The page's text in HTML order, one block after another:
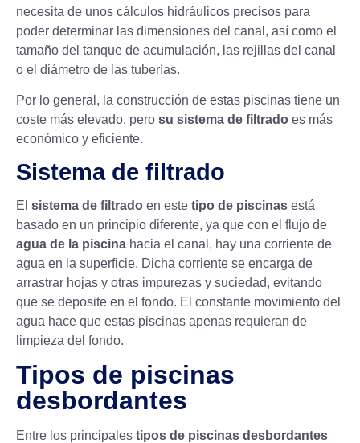
necesita de unos cálculos hidráulicos precisos para
poder determinar las dimensiones del canal, así como el
tamaño del tanque de acumulación, las rejillas del canal
o el diámetro de las tuberías.
Por lo general, la construcción de estas piscinas tiene un
coste más elevado, pero su sistema de filtrado es más
económico y eficiente.
Sistema de filtrado
El sistema de filtrado en este tipo de piscinas está
basado en un principio diferente, ya que con el flujo de
agua de la piscina hacia el canal, hay una corriente de
agua en la superficie. Dicha corriente se encarga de
arrastrar hojas y otras impurezas y suciedad, evitando
que se deposite en el fondo. El constante movimiento del
agua hace que estas piscinas apenas requieran de
limpieza del fondo.
Tipos de piscinas
desbordantes
Entre los principales tipos de piscinas desbordantes